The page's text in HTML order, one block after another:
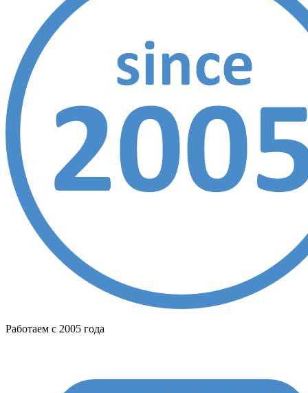
Работаем с 2005 года